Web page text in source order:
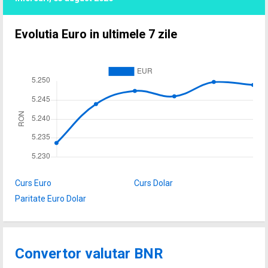
Evolutia Euro in ultimele 7 zile
Curs Euro
Curs Dolar
Paritate Euro Dolar
Convertor valutar BNR